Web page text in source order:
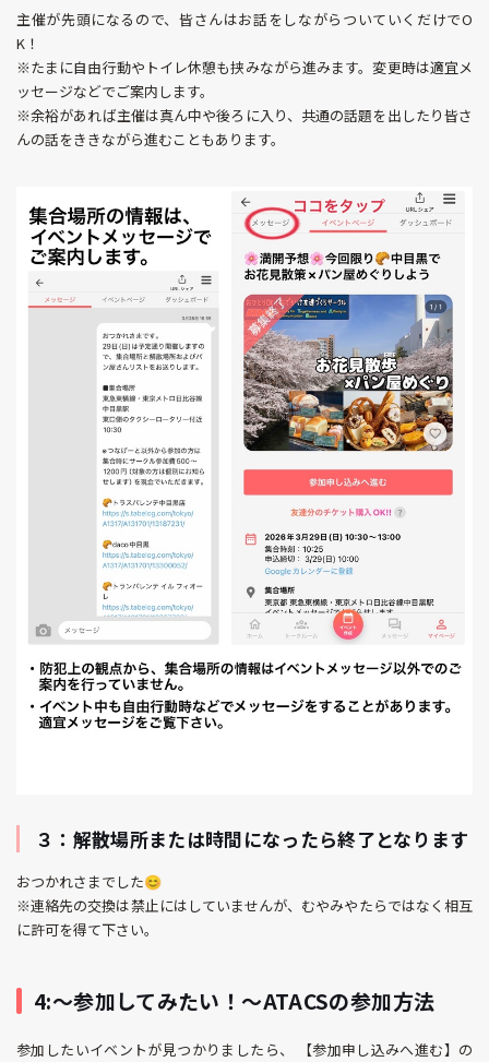
主催が先頭になるので、皆さんはお話をしながらついていくだけでO
K！
※たまに自由行動やトイレ休憩も挟みながら進みます。変更時は適宜メ
ッセージなどでご案内します。
※余裕があれば主催は真ん中や後ろに入り、共通の話題を出したり皆さ
んの話をききながら進むこともあります。
３：解散場所または時間になったら終了となります
おつかれさまでした😊
※連絡先の交換は禁止にはしていませんが、むやみやたらではなく相互
に許可を得て下さい。
4:〜参加してみたい！〜ATACSの参加方法
参加したいイベントが見つかりましたら、 【参加申し込みへ進む】の